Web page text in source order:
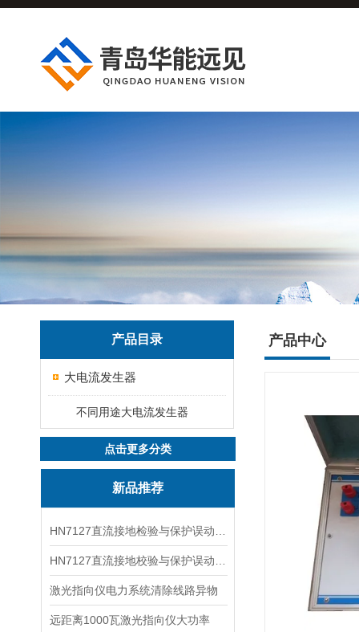
产品目录
大电流发生器
不同用途大电流发生器
点击更多分类
新品推荐
激光指向仪电力系统清除线路异物
远距离1000瓦激光指向仪大功率
产品中心